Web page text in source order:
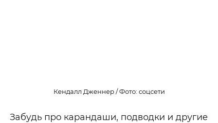
Кендалл Дженнер / Фото: соцсети
Забудь про карандаши, подводки и другие